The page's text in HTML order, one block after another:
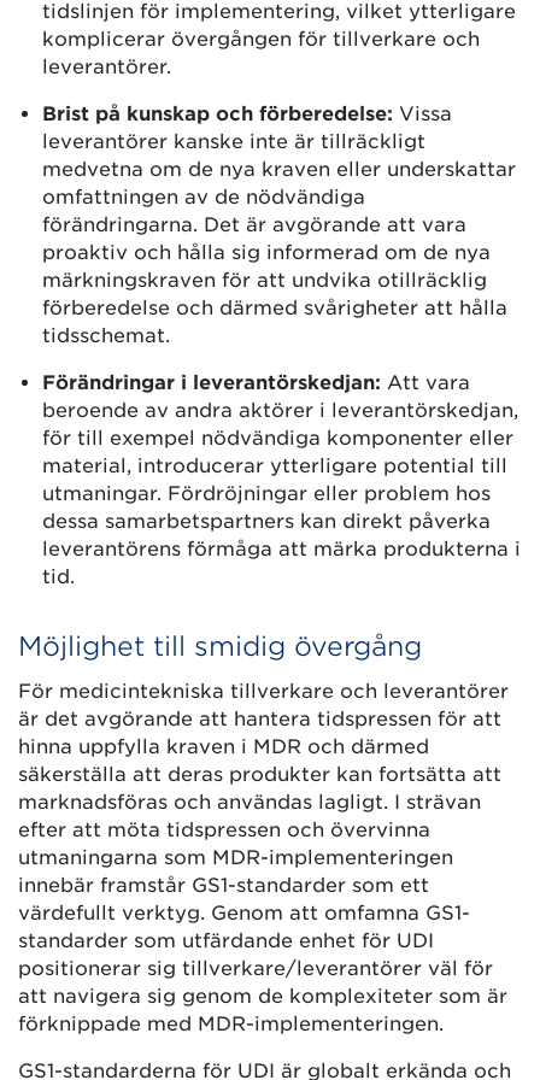
tidslinjen för implementering, vilket ytterligare
komplicerar övergången för tillverkare och
leverantörer.
Brist på kunskap och förberedelse: Vissa
leverantörer kanske inte är tillräckligt
medvetna om de nya kraven eller underskattar
omfattningen av de nödvändiga
förändringarna. Det är avgörande att vara
proaktiv och hålla sig informerad om de nya
märkningskraven för att undvika otillräcklig
förberedelse och därmed svårigheter att hålla
tidsschemat.
Förändringar i leverantörskedjan: Att vara
beroende av andra aktörer i leverantörskedjan,
för till exempel nödvändiga komponenter eller
material, introducerar ytterligare potential till
utmaningar. Fördröjningar eller problem hos
dessa samarbetspartners kan direkt påverka
leverantörens förmåga att märka produkterna i
tid.
Möjlighet till smidig övergång
För medicintekniska tillverkare och leverantörer
är det avgörande att hantera tidspressen för att
hinna uppfylla kraven i MDR och därmed
säkerställa att deras produkter kan fortsätta att
marknadsföras och användas lagligt. I strävan
efter att möta tidspressen och övervinna
utmaningarna som MDR-implementeringen
innebär framstår GS1-standarder som ett
värdefullt verktyg. Genom att omfamna GS1-
standarder som utfärdande enhet för UDI
positionerar sig tillverkare/leverantörer väl för
att navigera sig genom de komplexiteter som är
förknippade med MDR-implementeringen.
GS1-standarderna för UDI är globalt erkända och